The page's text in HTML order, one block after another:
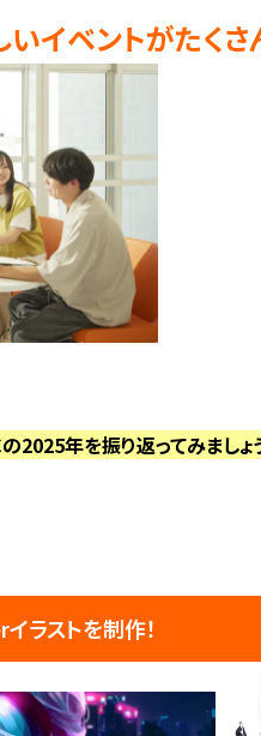
いイベントがたくさ
2025年を振り返ってみましょ
ラストを制作！